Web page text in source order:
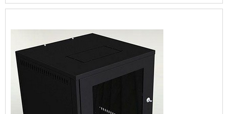
19”.Diferenciais proporcionados pelo
galvanizado com visor central de vidro
temperado composta por fecho,
chaves e lingueta; Monobloco soldado
com duas colunas individuais
confeccionadas em aço galvanizado e
re...